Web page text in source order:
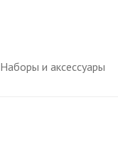
Наборы и аксессуары